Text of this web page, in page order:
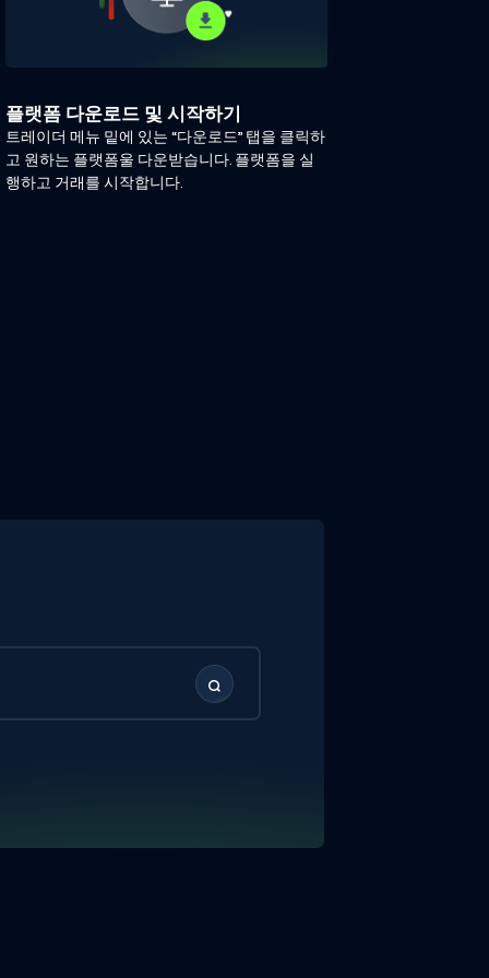
플랫폼 다운로드 및 시작하기
트레이더 메뉴 밑에 있는 “다운로드” 탭을 클릭하
고 원하는 플랫폼울 다운받습니다. 플랫폼을 실
행하고 거래를 시작합니다.